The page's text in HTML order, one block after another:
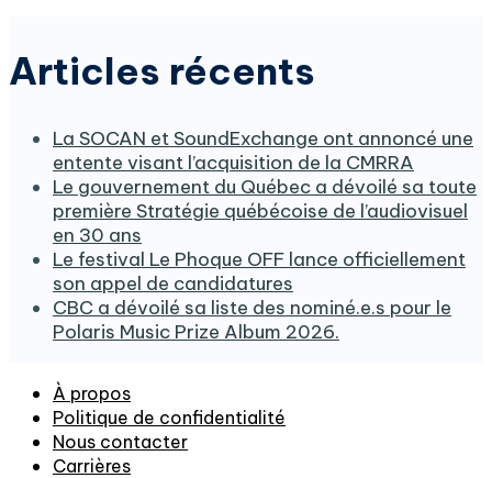
Articles récents
La SOCAN et SoundExchange ont annoncé une
entente visant l’acquisition de la CMRRA
Le gouvernement du Québec a dévoilé sa toute
première Stratégie québécoise de l’audiovisuel
en 30 ans
Le festival Le Phoque OFF lance officiellement
son appel de candidatures
CBC a dévoilé sa liste des nominé.e.s pour le
Polaris Music Prize Album 2026.
À propos
Politique de confidentialité
Nous contacter
Carrières